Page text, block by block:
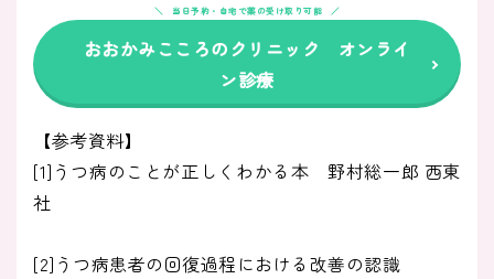
当日予約・自宅で薬の受け取り可能
おおかみこころのクリニック オンライ
ン診療
【参考資料】
[1]うつ病のことが正しくわかる本 野村総一郎 西東
社
[2]うつ病患者の回復過程における改善の認識